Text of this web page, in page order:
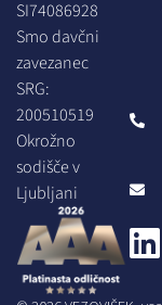
SI74086928
Smo davčni
zavezanec
SRG:
200510519
Okrožno
sodišče v
Ljubljani